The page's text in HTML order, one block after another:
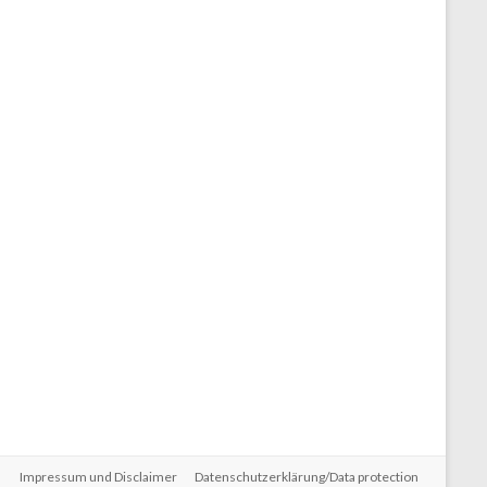
Impressum und Disclaimer Datenschutzerklärung/Data protection